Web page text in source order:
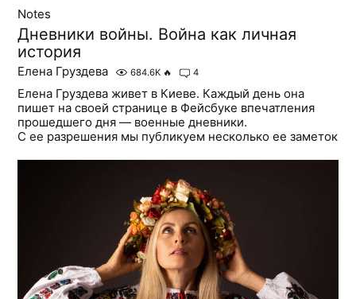
Notes
Дневники войны. Война как личная
история
Елена Груздева 684.6K 🔥 4
Елена Груздева живет в Киеве. Каждый день она
пишет на своей странице в Фейсбуке впечатления
прошедшего дня — военные дневники.
С ее разрешения мы публикуем несколько ее заметок